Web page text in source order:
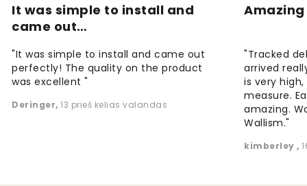
It was simple to install and
came out…
"It was simple to install and came out
perfectly! The quality on the product
was excellent "
Deringer, 13 prieš kelias valandas
"Tracked
arrived
is very
measure.
amazing.
Wallism."
kimberley,